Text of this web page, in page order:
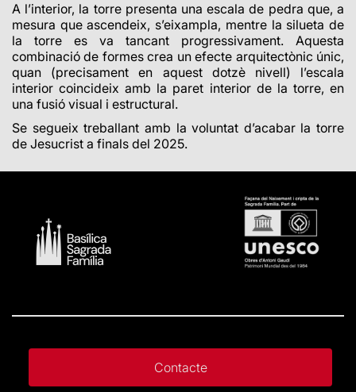
A l’interior, la torre presenta una escala de pedra que, a
mesura que ascendeix, s’eixampla, mentre la silueta de
la torre es va tancant progressivament. Aquesta
combinació de formes crea un efecte arquitectònic únic,
quan (precisament en aquest dotzè nivell) l’escala
interior coincideix amb la paret interior de la torre, en
una fusió visual i estructural.
Se segueix treballant amb la voluntat d’acabar la torre
de Jesucrist a finals del 2025.
Contacte